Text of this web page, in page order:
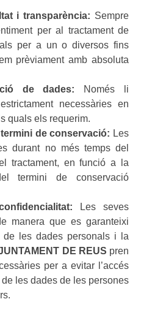
i transparència: Sempre
per al tractament de
per a un o diversos fins
prèviament amb absoluta
de dades: Només li
necessàries en
quals els requerim.
de conservació: Les
durant no més temps del
tractament, en funció a la
termini de conservació
Les seves
manera que es garanteixi
de les dades personals i la
DE REUS pren
per a evitar l’accés
les dades de les persones